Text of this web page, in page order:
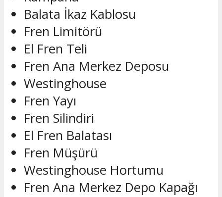
Balata İkaz Kablosu
Fren Limitörü
El Fren Teli
Fren Ana Merkez Deposu
Westinghouse
Fren Yayı
Fren Silindiri
El Fren Balatası
Fren Müşürü
Westinghouse Hortumu
Fren Ana Merkez Depo Kapağı